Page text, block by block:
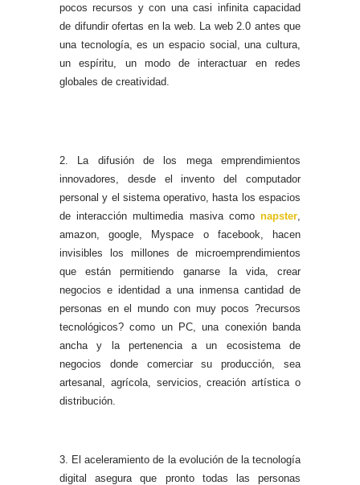
pocos recursos y con una casi infinita capacidad
de difundir ofertas en la web. La web 2.0 antes que
una tecnología, es un espacio social, una cultura,
un espíritu, un modo de interactuar en redes
globales de creatividad.
2. La difusión de los mega emprendimientos
innovadores, desde el invento del computador
personal y el sistema operativo, hasta los espacios
de interacción multimedia masiva como napster
amazon, google, Myspace o facebook, hacen
invisibles los millones de microemprendimientos
que están permitiendo ganarse la vida, crear
negocios e identidad a una inmensa cantidad de
personas en el mundo con muy pocos ?recursos
tecnológicos? como un PC, una conexión banda
ancha y la pertenencia a un ecosistema de
negocios donde comerciar su producción, sea
artesanal, agrícola, servicios, creación artística o
distribución.
3. El aceleramiento de la evolución de la tecnología
digital asegura que pronto todas las personas